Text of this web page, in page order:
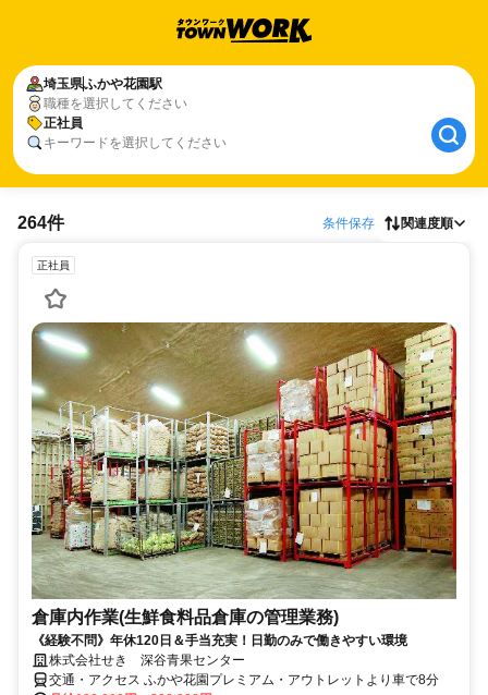
埼玉県ふかや花園駅
職種を選択してください
正社員
キーワードを選択してください
264件 条件保存 関連度順
正社員
倉庫内作業(生鮮食料品倉庫の管理業務)
《経験不問》年休120日＆手当充実！日勤のみで働きやすい環境
株式会社せき 深谷青果センター
交通・アクセス ふかや花園プレミアム・アウトレットより車で8分